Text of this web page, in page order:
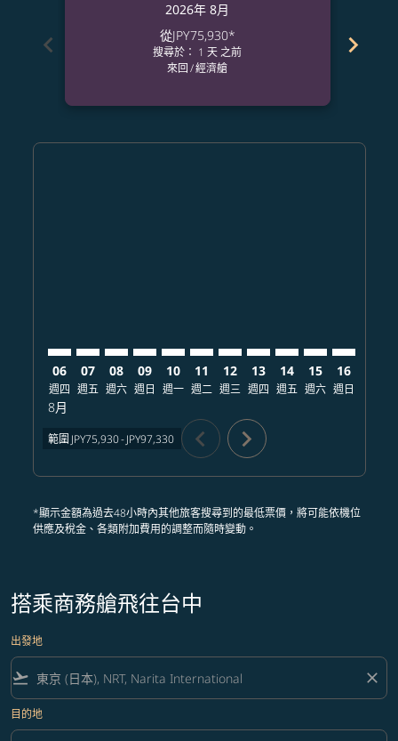
chevron_left
2026年 8月
從JPY75,930*
搜尋於： 1 天 之前
來回/經濟艙
chevron_right
06
週四
8月
07
週五
08
週六
09
週日
10
週一
11
週二
12
週三
13
週四
14
週五
15
週六
16
週日
範圍 JPY75,930- JPY97,330 chevron_left chevron_right
*顯示金額為過去48小時內其他旅客搜尋到的最低票價，將可能依機位
供應及稅金、各類附加費用的調整而隨時變動。
搭乘商務艙飛往台中
出發地
flight_takeoff close
目的地